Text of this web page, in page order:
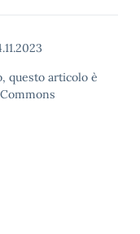
questo articolo è